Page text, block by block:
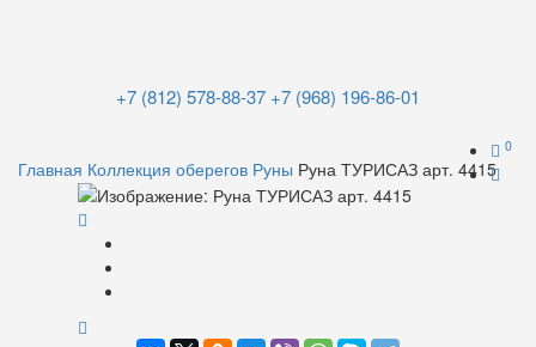
+7 (812) 578-88-37 +7 (968) 196-86-01
0
Главная Коллекция оберегов Руны Руна ТУРИСАЗ арт. 4415